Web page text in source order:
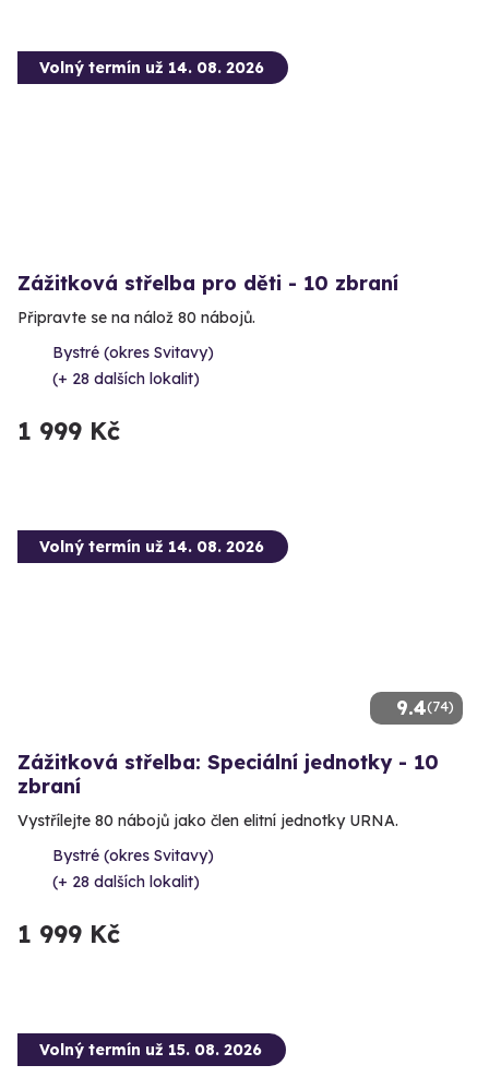
Volný termín už 14. 08. 2026
Zážitková střelba pro děti - 10 zbraní
Připravte se na nálož 80 nábojů.
Bystré (okres Svitavy)
(+ 28 dalších lokalit)
1 999 Kč
9.4(74)
Volný termín už 14. 08. 2026
Zážitková střelba: Speciální jednotky - 10
zbraní
Vystřílejte 80 nábojů jako člen elitní jednotky URNA.
Bystré (okres Svitavy)
(+ 28 dalších lokalit)
1 999 Kč
Volný termín už 15. 08. 2026